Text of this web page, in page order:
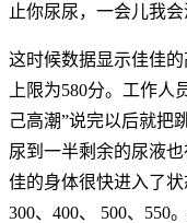
止你尿尿，一会儿我
这时候数据显示佳佳
上限为580分。工作
己高潮”说完以后就把
尿到一半剩余的尿液
佳的身体很快进入了状
300、400、 500、